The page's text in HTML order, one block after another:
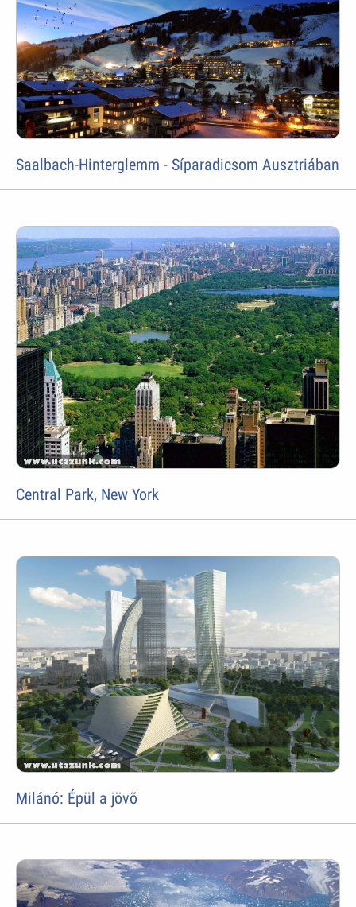
Saalbach-Hinterglemm - Síparadicsom Ausztriában
Central Park, New York
Milánó: Épül a jövõ